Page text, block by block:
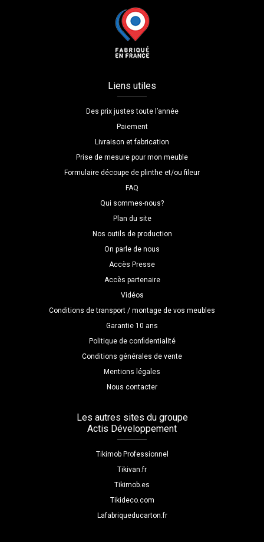
Liens utiles
Des prix justes toute l’année
Paiement
Livraison et fabrication
Prise de mesure pour mon meuble
Formulaire découpe de plinthe et/ou fileur
FAQ
Qui sommes-nous?
Plan du site
Nos outils de production
On parle de nous
Accès Presse
Accès partenaire
Vidéos
Conditions de transport / montage de vos meubles
Garantie 10 ans
Politique de confidentialité
Conditions générales de vente
Mentions légales
Nous contacter
Les autres sites du groupe
Actis Développement
Tikimob Professionnel
Tikivan.fr
Tikimob.es
Tikideco.com
Lafabriqueducarton.fr